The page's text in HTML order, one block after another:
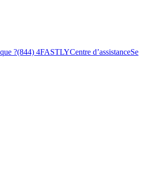
?(844) 4FASTLYCentre d’assistanceSe